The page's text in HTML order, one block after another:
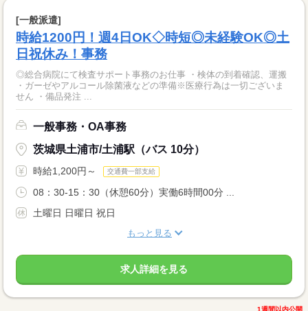
[一般派遣]
時給1200円！週4日OK◇時短◎未経験OK◎土
日祝休み！事務
◎総合病院にて検査サポート事務のお仕事 ・検体の到着確認、運搬
・ガーゼやアルコール除菌液などの準備※医療行為は一切ございま
せん ・備品発注 ...
一般事務・OA事務
茨城県土浦市/土浦駅（バス 10分）
時給1,200円～ 交通費一部支給
08：30-15：30（休憩60分）実働6時間00分 ...
土曜日 日曜日 祝日
もっと見る
求人詳細を見る
1週間以内公開